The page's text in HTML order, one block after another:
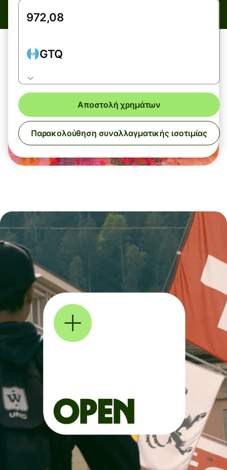
GTQ
Αποστολή χρημάτων
Παρακολούθηση συναλλαγματικής ισοτιμίας